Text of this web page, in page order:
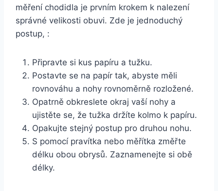
měření chodidla je prvním krokem k nalezení
správné velikosti obuvi. Zde je jednoduchý
postup, :
Připravte si kus papíru a tužku.
Postavte se na papír tak, abyste měli
rovnováhu a nohy rovnoměrně rozložené.
Opatrně obkreslete okraj vaší nohy a
ujistěte se, že tužka držíte kolmo k papíru.
Opakujte stejný postup pro druhou nohu.
S pomocí pravítka nebo měřítka změřte
délku obou obrysů. Zaznamenejte si obě
délky.